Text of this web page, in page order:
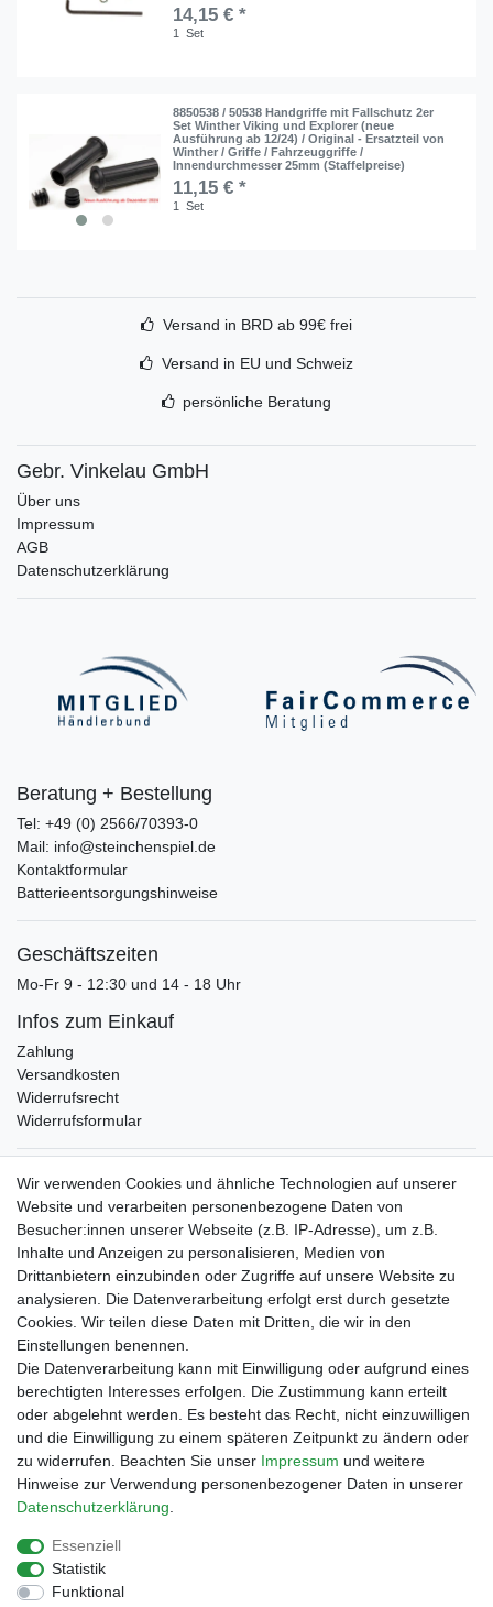
14,15 € *
1 Set
8850538 / 50538 Handgriffe mit Fallschutz 2er
Set Winther Viking und Explorer (neue
Ausführung ab 12/24) / Original - Ersatzteil von
Winther / Griffe / Fahrzeuggriffe /
Innendurchmesser 25mm (Staffelpreise)
11,15 € *
1 Set
Versand in BRD ab 99€ frei
Versand in EU und Schweiz
persönliche Beratung
Gebr. Vinkelau GmbH
Über uns
Impressum
AGB
Datenschutzerklärung
Beratung + Bestellung
Tel: +49 (0) 2566/70393-0
Mail: info@steinchenspiel.de
Kontaktformular
Batterieentsorgungshinweise
Geschäftszeiten
Mo-Fr 9 - 12:30 und 14 - 18 Uhr
Infos zum Einkauf
Zahlung
Versandkosten
Widerrufsrecht
Widerrufsformular
Verpackungslizenz
bei der Landbell AG
Zahlungsarten
Vorabüberweisung
Rechnungskauf
Zahlung bei Abholung
PayPal (inkl. Kreditkarten)
Impressum
Wir verwenden Cookies und ähnliche Technologien auf unserer
Website und verarbeiten personenbezogene Daten von
Besucher:innen unserer Webseite (z.B. IP-Adresse), um z.B.
Inhalte und Anzeigen zu personalisieren, Medien von
Drittanbietern einzubinden oder Zugriffe auf unsere Website zu
analysieren. Die Datenverarbeitung erfolgt erst durch gesetzte
Cookies. Wir teilen diese Daten mit Dritten, die wir in den
Einstellungen benennen.
Die Datenverarbeitung kann mit Einwilligung oder aufgrund eines
berechtigten Interesses erfolgen. Die Zustimmung kann erteilt
oder abgelehnt werden. Es besteht das Recht, nicht einzuwilligen
und die Einwilligung zu einem späteren Zeitpunkt zu ändern oder
zu widerrufen. Beachten Sie unser Impressum und weitere
Hinweise zur Verwendung personenbezogener Daten in unserer
Daten­schutz­erklärung
Essenziell
Statistik
Funktional